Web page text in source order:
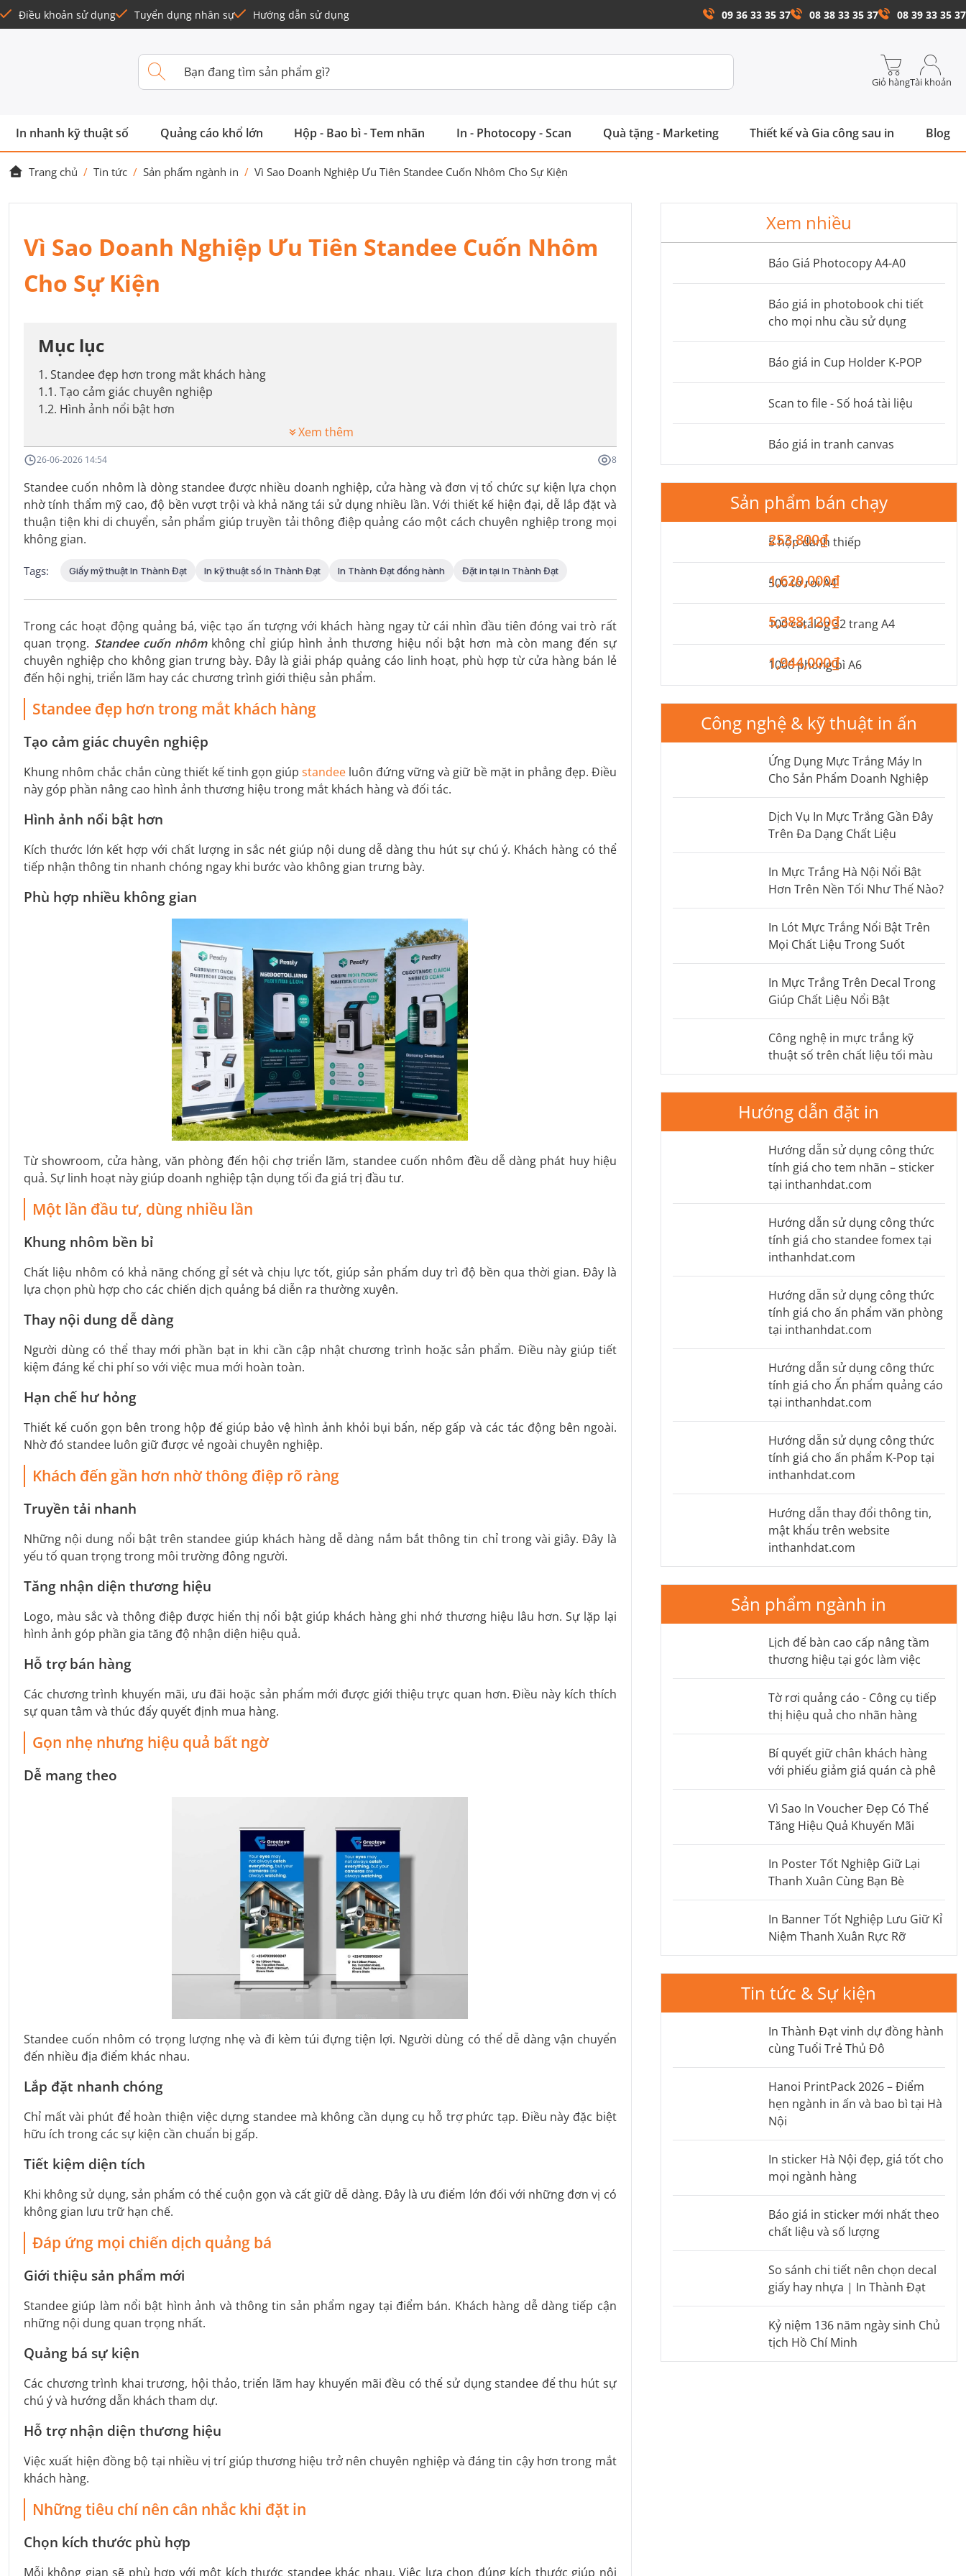
Điều khoản sử dụng Tuyển dụng nhân sự Hướng dẫn sử dụng 09 36 33 35 37 08 38 33 35 37 08 39 33 35 37
Giỏ hàngTài khoản
In nhanh kỹ thuật số Quảng cáo khổ lớn Hộp - Bao bì - Tem nhãn In - Photocopy - Scan Quà tặng - Marketing Thiết kế và Gia công sau in Blog
Trang chủ / Tin tức / Sản phẩm ngành in / Vì Sao Doanh Nghiệp Ưu Tiên Standee Cuốn Nhôm Cho Sự Kiện
Vì Sao Doanh Nghiệp Ưu Tiên Standee Cuốn Nhôm
Cho Sự Kiện
Mục lục
1. Standee đẹp hơn trong mắt khách hàng
1.1. Tạo cảm giác chuyên nghiệp
1.2. Hình ảnh nổi bật hơn
Xem thêm
26-06-2026 14:54 8
Standee cuốn nhôm là dòng standee được nhiều doanh nghiệp, cửa hàng và đơn vị tổ chức sự kiện lựa chọn
nhờ tính thẩm mỹ cao, độ bền vượt trội và khả năng tái sử dụng nhiều lần. Với thiết kế hiện đại, dễ lắp đặt và
thuận tiện khi di chuyển, sản phẩm giúp truyền tải thông điệp quảng cáo một cách chuyên nghiệp trong mọi
không gian.
Tags: Giấy mỹ thuật In Thành Đạt In kỹ thuật số In Thành Đạt In Thành Đạt đồng hành Đặt in tại In Thành Đạt
Trong các hoạt động quảng bá, việc tạo ấn tượng với khách hàng ngay từ cái nhìn đầu tiên đóng vai trò rất
quan trọng. Standee cuốn nhômkhông chỉ giúp hình ảnh thương hiệu nổi bật hơn mà còn mang đến sự
chuyên nghiệp cho không gian trưng bày. Đây là giải pháp quảng cáo linh hoạt, phù hợp từ cửa hàng bán lẻ
đến hội nghị, triển lãm hay các chương trình giới thiệu sản phẩm.
Standee đẹp hơn trong mắt khách hàng
Tạo cảm giác chuyên nghiệp
Khung nhôm chắc chắn cùng thiết kế tinh gọn giúpstandee luôn đứng vững và giữ bề mặt in phẳng đẹp. Điều
này góp phần nâng cao hình ảnh thương hiệu trong mắt khách hàng và đối tác.
Hình ảnh nổi bật hơn
Kích thước lớn kết hợp với chất lượng in sắc nét giúp nội dung dễ dàng thu hút sự chú ý. Khách hàng có thể
tiếp nhận thông tin nhanh chóng ngay khi bước vào không gian trưng bày.
Phù hợp nhiều không gian
Từ showroom, cửa hàng, văn phòng đến hội chợ triển lãm, standee cuốn nhôm đều dễ dàng phát huy hiệu
quả. Sự linh hoạt này giúp doanh nghiệp tận dụng tối đa giá trị đầu tư.
Một lần đầu tư, dùng nhiều lần
Khung nhôm bền bỉ
Chất liệu nhôm có khả năng chống gỉ sét và chịu lực tốt, giúp sản phẩm duy trì độ bền qua thời gian. Đây là
lựa chọn phù hợp cho các chiến dịch quảng bá diễn ra thường xuyên.
Thay nội dung dễ dàng
Người dùng có thể thay mới phần bạt in khi cần cập nhật chương trình hoặc sản phẩm. Điều này giúp tiết
kiệm đáng kể chi phí so với việc mua mới hoàn toàn.
Hạn chế hư hỏng
Thiết kế cuốn gọn bên trong hộp đế giúp bảo vệ hình ảnh khỏi bụi bẩn, nếp gấp và các tác động bên ngoài.
Nhờ đó standee luôn giữ được vẻ ngoài chuyên nghiệp.
Khách đến gần hơn nhờ thông điệp rõ ràng
Truyền tải nhanh
Những nội dung nổi bật trên standee giúp khách hàng dễ dàng nắm bắt thông tin chỉ trong vài giây. Đây là
yếu tố quan trọng trong môi trường đông người.
Tăng nhận diện thương hiệu
Logo, màu sắc và thông điệp được hiển thị nổi bật giúp khách hàng ghi nhớ thương hiệu lâu hơn. Sự lặp lại
hình ảnh góp phần gia tăng độ nhận diện hiệu quả.
Hỗ trợ bán hàng
Các chương trình khuyến mãi, ưu đãi hoặc sản phẩm mới được giới thiệu trực quan hơn. Điều này kích thích
sự quan tâm và thúc đẩy quyết định mua hàng.
Gọn nhẹ nhưng hiệu quả bất ngờ
Dễ mang theo
Standee cuốn nhôm có trọng lượng nhẹ và đi kèm túi đựng tiện lợi. Người dùng có thể dễ dàng vận chuyển
đến nhiều địa điểm khác nhau.
Lắp đặt nhanh chóng
Chỉ mất vài phút để hoàn thiện việc dựng standee mà không cần dụng cụ hỗ trợ phức tạp. Điều này đặc biệt
hữu ích trong các sự kiện cần chuẩn bị gấp.
Tiết kiệm diện tích
Khi không sử dụng, sản phẩm có thể cuộn gọn và cất giữ dễ dàng. Đây là ưu điểm lớn đối với những đơn vị có
không gian lưu trữ hạn chế.
Đáp ứng mọi chiến dịch quảng bá
Giới thiệu sản phẩm mới
Standee giúp làm nổi bật hình ảnh và thông tin sản phẩm ngay tại điểm bán. Khách hàng dễ dàng tiếp cận
những nội dung quan trọng nhất.
Quảng bá sự kiện
Các chương trình khai trương, hội thảo, triển lãm hay khuyến mãi đều có thể sử dụng standee để thu hút sự
chú ý và hướng dẫn khách tham dự.
Hỗ trợ nhận diện thương hiệu
Việc xuất hiện đồng bộ tại nhiều vị trí giúp thương hiệu trở nên chuyên nghiệp và đáng tin cậy hơn trong mắt
khách hàng.
Những tiêu chí nên cân nhắc khi đặt in
Chọn kích thước phù hợp
Mỗi không gian sẽ phù hợp với một kích thước standee khác nhau. Việc lựa chọn đúng kích thước giúp nội
Xem nhiều
Báo Giá Photocopy A4-A0
Báo giá in photobook chi tiết
cho mọi nhu cầu sử dụng
Báo giá in Cup Holder K-POP
Scan to file - Số hoá tài liệu
Báo giá in tranh canvas
Sản phẩm bán chạy
5 hộp danh thiếp
253,800₫
500 tờ rơi A4
1,620,000₫
100 catalog 32 trang A4
5,388,120₫
1000 phong bì A6
1,944,000₫
Công nghệ & kỹ thuật in ấn
Ứng Dụng Mực Trắng Máy In
Cho Sản Phẩm Doanh Nghiệp
Dịch Vụ In Mực Trắng Gần Đây
Trên Đa Dạng Chất Liệu
In Mực Trắng Hà Nội Nổi Bật
Hơn Trên Nền Tối Như Thế Nào?
In Lót Mực Trắng Nổi Bật Trên
Mọi Chất Liệu Trong Suốt
In Mực Trắng Trên Decal Trong
Giúp Chất Liệu Nổi Bật
Công nghệ in mực trắng kỹ
thuật số trên chất liệu tối màu
Hướng dẫn đặt in
Hướng dẫn sử dụng công thức
tính giá cho tem nhãn – sticker
tại inthanhdat.com
Hướng dẫn sử dụng công thức
tính giá cho standee fomex tại
inthanhdat.com
Hướng dẫn sử dụng công thức
tính giá cho ấn phẩm văn phòng
tại inthanhdat.com
Hướng dẫn sử dụng công thức
tính giá cho Ấn phẩm quảng cáo
tại inthanhdat.com
Hướng dẫn sử dụng công thức
tính giá cho ấn phẩm K-Pop tại
inthanhdat.com
Hướng dẫn thay đổi thông tin,
mật khẩu trên website
inthanhdat.com
Sản phẩm ngành in
Lịch để bàn cao cấp nâng tầm
thương hiệu tại góc làm việc
Tờ rơi quảng cáo - Công cụ tiếp
thị hiệu quả cho nhãn hàng
Bí quyết giữ chân khách hàng
với phiếu giảm giá quán cà phê
Vì Sao In Voucher Đẹp Có Thể
Tăng Hiệu Quả Khuyến Mãi
In Poster Tốt Nghiệp Giữ Lại
Thanh Xuân Cùng Bạn Bè
In Banner Tốt Nghiệp Lưu Giữ Kỉ
Niệm Thanh Xuân Rực Rỡ
Tin tức & Sự kiện
In Thành Đạt vinh dự đồng hành
cùng Tuổi Trẻ Thủ Đô
Hanoi PrintPack 2026 – Điểm
hẹn ngành in ấn và bao bì tại Hà
Nội
In sticker Hà Nội đẹp, giá tốt cho
mọi ngành hàng
Báo giá in sticker mới nhất theo
chất liệu và số lượng
So sánh chi tiết nên chọn decal
giấy hay nhựa | In Thành Đạt
Kỷ niệm 136 năm ngày sinh Chủ
tịch Hồ Chí Minh